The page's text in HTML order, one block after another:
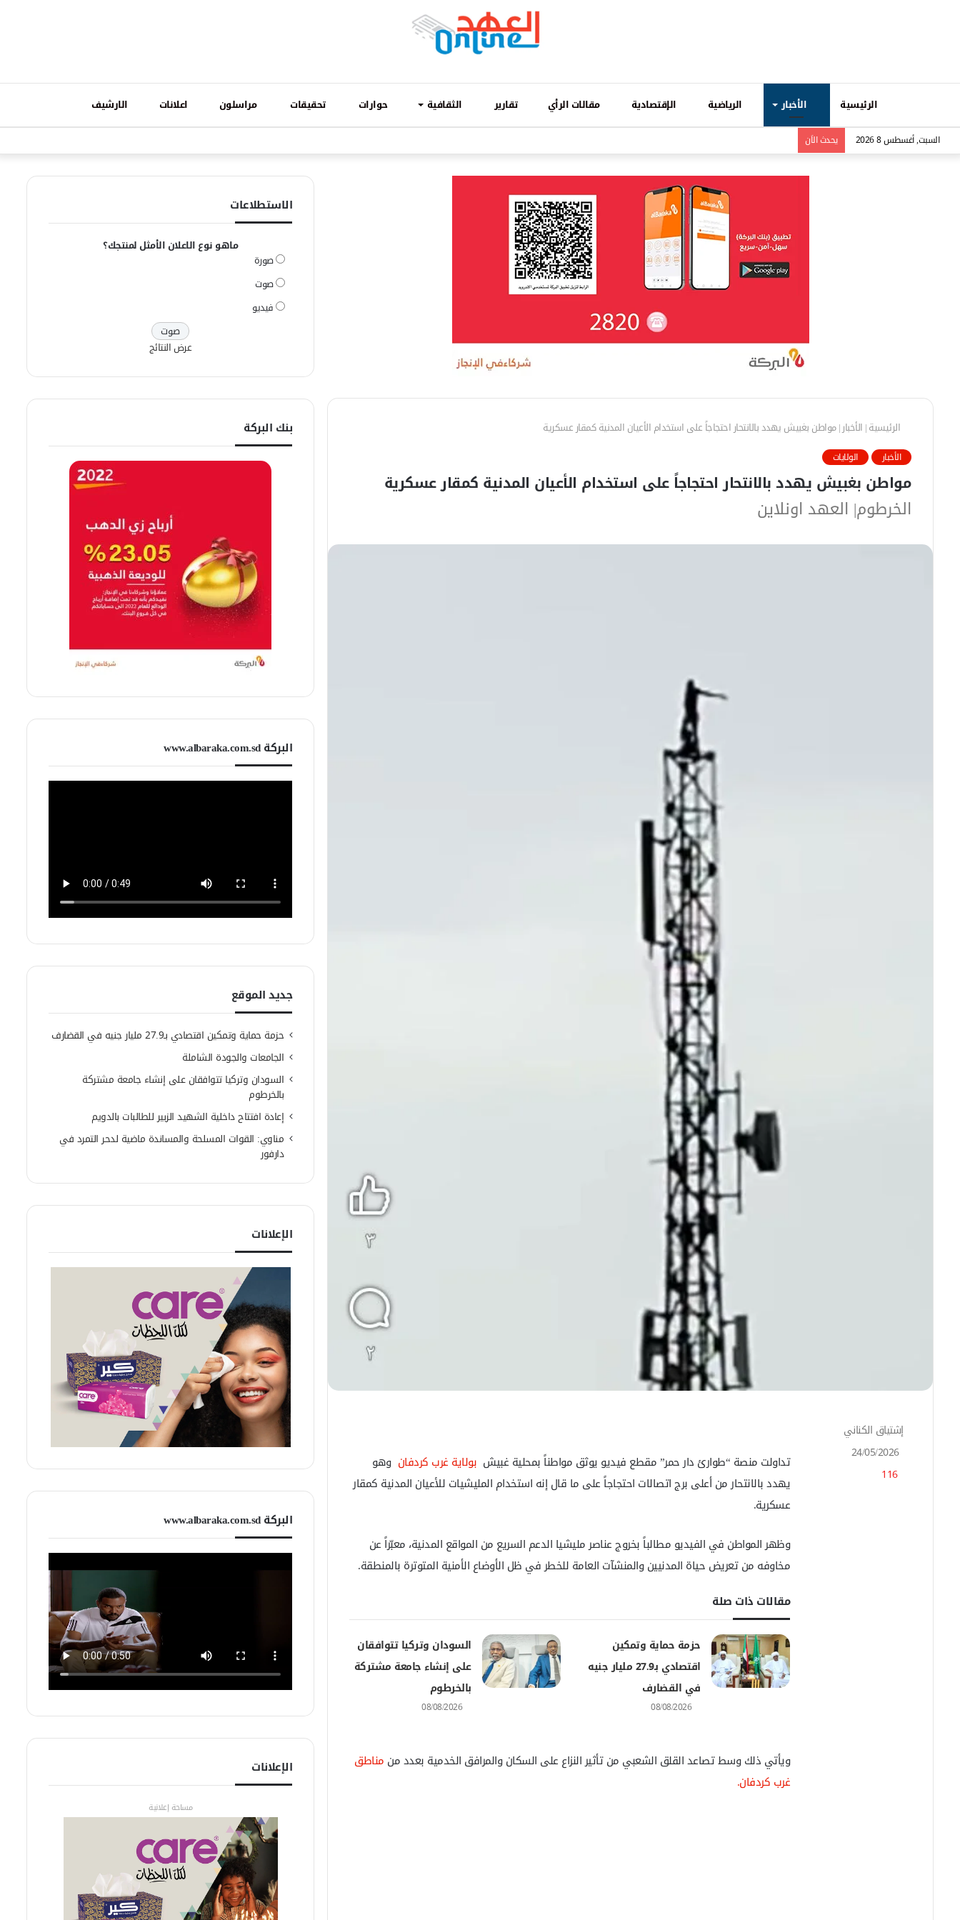
الرئيسية الأخبار الرياضية الإقتصادية مقالات الرأي تقارير الثقافية حوارات تحقيقات مراسلون اعلانات الارشيف
السبت, أغسطس 8 2026 يحدث الاَن
الرئيسية| الأخبار|مواطن بغبيش يهدد بالانتحار احتجاجاً على استخدام الأعيان المدنية كمقار عسكرية
الأخبار الولايات
مواطن بغبيش يهدد بالانتحار احتجاجاً على استخدام الأعيان المدنية كمقار عسكرية
الخرطوم| العهد اونلاين
تداولت منصة “طوارئ دار حمر” مقطع فيديو يوثق مواطناً بمحلية غبيش بولاية غرب كردفان وهو
يهدد بالانتحار من أعلى برج اتصالات احتجاجاً على ما قال إنه استخدام المليشيات للأعيان المدنية كمقار
عسكرية.
وظهر المواطن في الفيديو مطالباً بخروج عناصر مليشيا الدعم السريع من المواقع المدنية، معبّراً عن
مخاوفه من تعريض حياة المدنيين والمنشآت العامة للخطر في ظل الأوضاع الأمنية المتوترة بالمنطقة.
مقالات ذات صلة
حزمة حماية وتمكين
اقتصادي بـ27.9 مليار جنيه
في القضارف
08/08/2026
السودان وتركيا تتوافقان
على إنشاء جامعة مشتركة
بالخرطوم
08/08/2026
ويأتي ذلك وسط تصاعد القلق الشعبي من تأثير النزاع على السكان والمرافق الخدمية بعدد من مناطق
غرب كردفان.
إشتياق الكناني
24/05/2026
116
الاستطلاعات
ماهو نوع الاعلان الأمثل لمنتجك؟
صورة
صوت
فيديو
عرض النتائج
بنك البركة
البركة www.albaraka.com.sd
جديد الموقع
حزمة حماية وتمكين اقتصادي بـ27.9 مليار جنيه في القضارف
الجامعات والجودة الشاملة
السودان وتركيا تتوافقان على إنشاء جامعة مشتركة
بالخرطوم
إعادة افتتاح داخلية الشهيد الزبير للطالبات بالدويم
مناوي: القوات المسلحة والمساندة ماضية لدحر التمرد في
دارفور
الإعلانات
البركة www.albaraka.com.sd
الإعلانات
مساحة إعلانية